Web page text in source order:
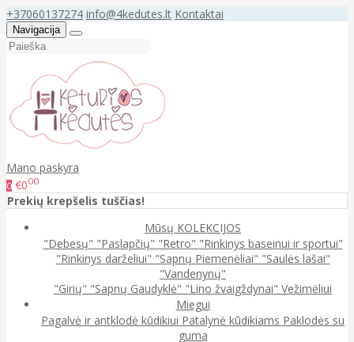
+37060137274 info@4kedutes.lt Kontaktai
Navigacija
Mano paskyra
0 €000
Prekių krepšelis tuščias!
Mūsų KOLEKCIJOS
"Debesų" "Paslapčių" "Retro" "Rinkinys baseinui ir sportui"
"Rinkinys darželiui" "Sapnų Piemenėliai" "Saulės lašai"
"Vandenynų"
"Girių" "Sapnų Gaudyklė" "Lino žvaigždynai" Vežimėliui
Miegui
Pagalvė ir antklodė kūdikiui Patalynė kūdikiams Paklodės su
guma